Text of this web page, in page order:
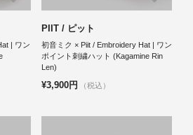
| ワン
PIIT / ピット
初音ミク × Piit / Embroidery Hat | ワン
ポイント刺繍ハット (Kagamine Rin
Len)
¥3,900円 （税込）